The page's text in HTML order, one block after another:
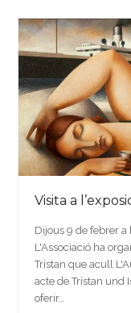
Visita a
Dijous 9 de febrer
L'Associació ha
Tristan que acull
acte de Tristan und
oferir…